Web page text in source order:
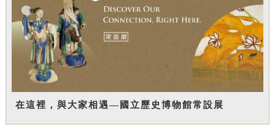
在這裡，與大家相遇—國立歷史博物館常設展